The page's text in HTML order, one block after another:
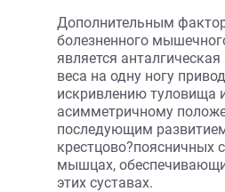
Дополнительным
болезненного
является
веса на одну ногу
искривлению туловища
асимметричному
последующим
крестцово?поясничных
мышцах,
этих суставах.